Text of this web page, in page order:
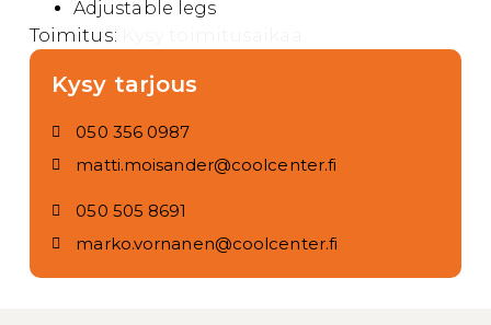
Adjustable legs
Toimitus:
Kysy tarjous
050 356 0987
matti.moisander@coolcenter.fi
050 505 8691
marko.vornanen@coolcenter.fi